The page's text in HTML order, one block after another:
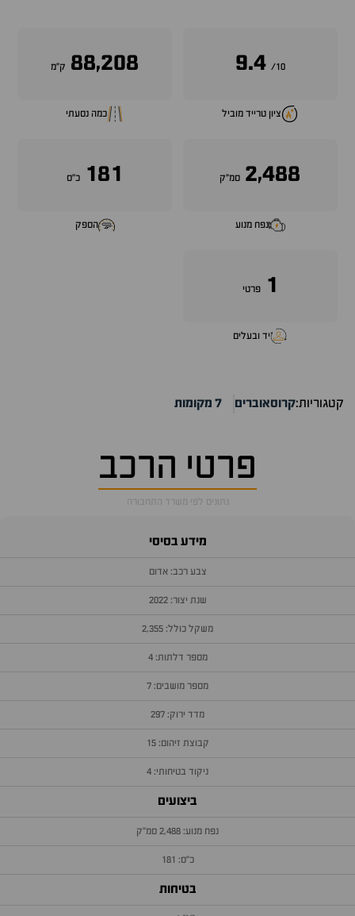
10/
9.4
ציון טרייד מוביל
88,208 ק״מ
כמה נסעתי
2,488 סמ״ק
נפח מנוע
181 כ״ס
הספק
1 פרטי
יד ובעלים
קטגוריות:קרוסאוברים 7 מקומות
פרטי הרכב
נתונים לפי משרד התחבורה
מידע בסיסי
צבע רכב: אדום
שנת יצור: 2022
משקל כולל: 2,355
מספר דלתות: 4
מספר מושבים: 7
מדד ירוק: 297
קבוצת זיהום: 15
ניקוד בטיחותי: 4
ביצועים
נפח מנוע: 2,488 סמ״ק
כ״ס: 181
בטיחות